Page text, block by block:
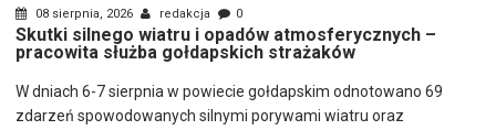
08 sierpnia, 2026 redakcja 0
Skutki silnego wiatru i opadów atmosferycznych –
pracowita służba gołdapskich strażaków
W dniach 6-7 sierpnia w powiecie gołdapskim odnotowano 69
zdarzeń spowodowanych silnymi porywami wiatru oraz